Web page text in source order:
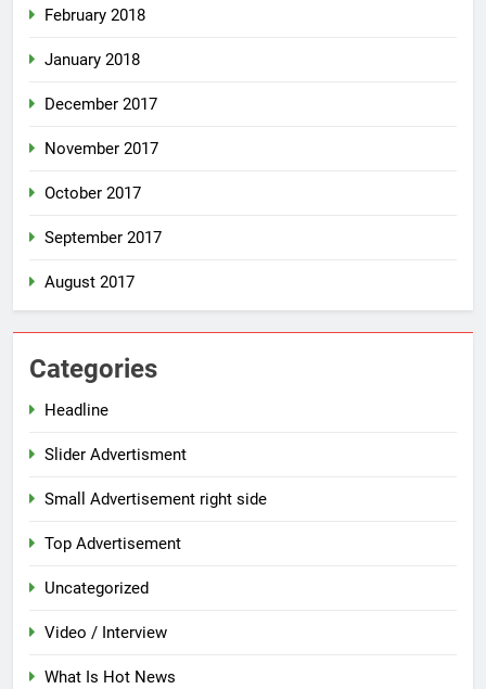
February 2018
January 2018
December 2017
November 2017
October 2017
September 2017
August 2017
Categories
Headline
Slider Advertisment
Small Advertisement right side
Top Advertisement
Uncategorized
Video / Interview
What Is Hot News